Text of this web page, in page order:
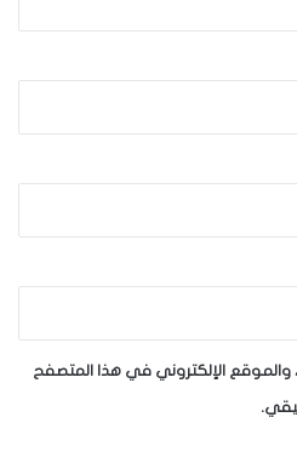
والموقع الإلكتروني في هذا المتصفح